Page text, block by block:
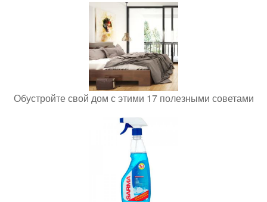
Обустройте свой дом с этими 17 полезными советами